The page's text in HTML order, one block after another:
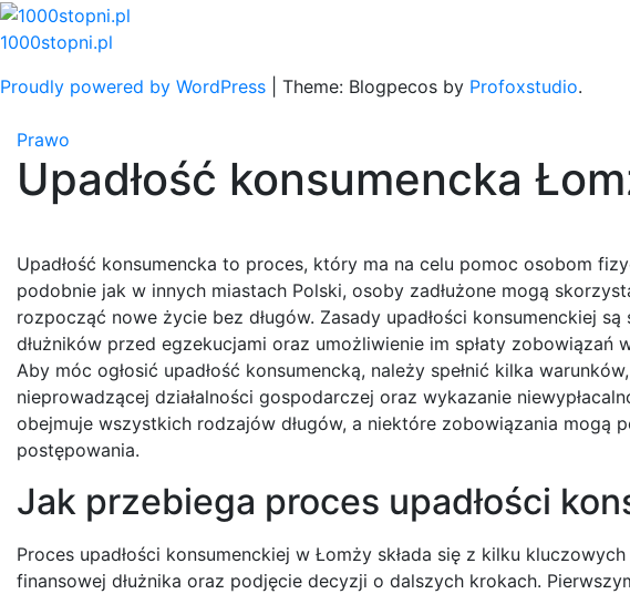
Skip
to
1000stopni.pl
Proudly powered by WordPress
Theme: Blogpecos by Profoxstudio.
Prawo
Upadłość konsumencka
Upadłość konsumencka to proces, który ma na celu pomoc osobom
podobnie jak w innych miastach Polski, osoby zadłużone mogą
rozpocząć nowe życie bez długów. Zasady upadłości konsumenckiej
dłużników przed egzekucjami oraz umożliwienie im spłaty
Aby móc ogłosić upadłość konsumencką, należy spełnić kilka
nieprowadzącej działalności gospodarczej oraz wykazanie
obejmuje wszystkich rodzajów długów, a niektóre zobowiązania mogą
postępowania.
Jak przebiega proces upadłości
Proces upadłości konsumenckiej w Łomży składa się z kilku
finansowej dłużnika oraz podjęcie decyzji o dalszych krokach.